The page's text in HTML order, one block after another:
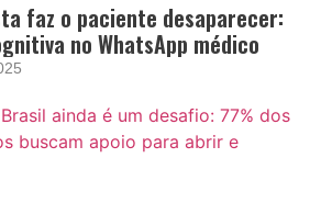
faz o paciente desaparecer:
no WhatsApp médico